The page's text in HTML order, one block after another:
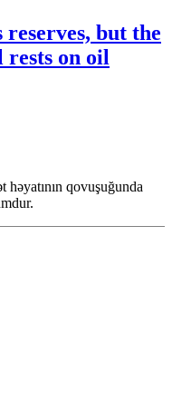
but the
rests on oil
qovuşuğunda